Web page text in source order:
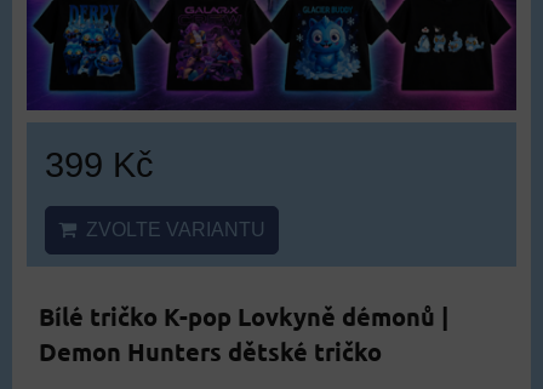
399 Kč
ZVOLTE VARIANTU
Bílé tričko K-pop Lovkyně démonů |
Demon Hunters dětské tričko